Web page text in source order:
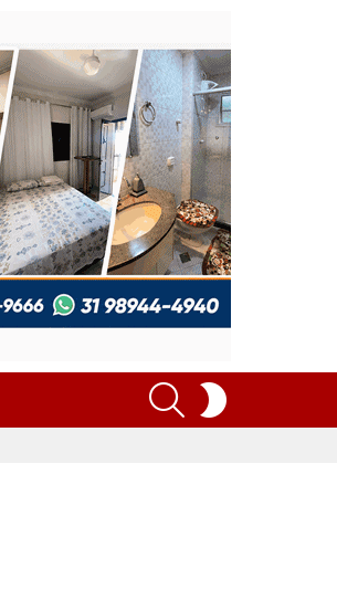
SEARCH